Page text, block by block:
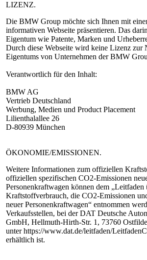
LIZENZ.
Die BMW Group möchte sich Ihnen mit
informativen Webseite präsentieren. Das
Eigentum wie Patente, Marken und
Durch diese Webseite wird keine Lizenz zur
Eigentums von Unternehmen der BMW
Verantwortlich für den Inhalt:
BMW AG
Vertrieb Deutschland
Werbung, Medien und Product Placement
Lilienthalallee 26
D-80939 München
ÖKONOMIE/EMISSIONEN.
Weitere Informationen zum offiziellen
offiziellen spezifischen CO2-Emissionen
Personenkraftwagen können dem „Leitfaden
Kraftstoffverbrauch, die CO2-Emissionen
neuer Personenkraftwagen“ entnommen
Verkaufsstellen, bei der DAT Deutsche
GmbH, Hellmuth-Hirth-Str. 1, 73760
unter https://www.dat.de/leitfaden/
erhältlich ist.